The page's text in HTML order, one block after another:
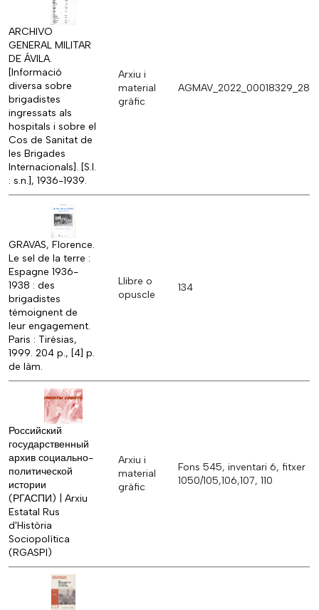
ARCHIVO
GENERAL MILITAR
DE ÁVILA.
[Informació
diversa sobre
brigadistes
ingressats als
hospitals i sobre el
Cos de Sanitat de
les Brigades
Internacionals]. [S.l.
: s.n.], 1936-1939.
Arxiu i
material
gràfic
AGMAV_2022_00018329_28
GRAVAS, Florence.
Le sel de la terre :
Espagne 1936-
1938 : des
brigadistes
témoignent de
leur engagement.
Paris : Tirésias,
1999. 204 p., [4] p.
de làm.
Llibre o
opuscle
134
Российский
государственный
архив социально-
политической
истории
(РГАСПИ) | Arxiu
Estatal Rus
d'Història
Sociopolítica
(RGASPI)
Arxiu i
material
gràfic
Fons 545, inventari 6, fitxer
1050/105,106,107, 110